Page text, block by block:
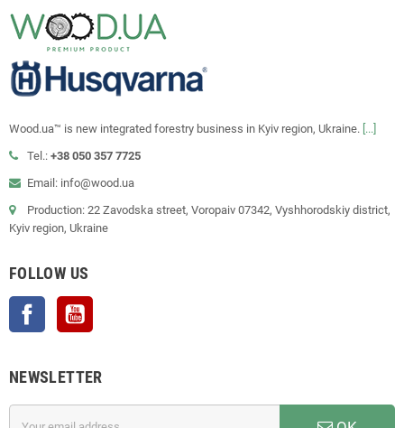
Wood.ua™ is new integrated forestry business in Kyiv region, Ukraine. [...]
Tel.: +38 050 357 7725
Email: info@wood.ua
Production: 22 Zavodska street, Voropaiv 07342, Vyshhorodskiy district,
Kyiv region, Ukraine
FOLLOW US
Facebook
NEWSLETTER